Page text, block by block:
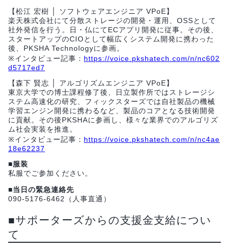
【松江 宏樹 │ ソフトウェアエンジニア VPoE】
楽天株式会社にて分散ストレージの開発・運用、OSSとして
社外発信を行う。日・仏にてECアプリ開発に従事。その後、
スタートアップのCIOとして幅広くシステム開発に携わった
後、PKSHA Technologyに参画。
※インタビュー記事： https://voice.pkshatech.com/n/nc602
d5717ed7
【森下 賢志 │ アルゴリズムエンジニア VPoE】
東京大学での博士課程修了後、日立製作所ではストレージシ
ステム高速化の研究、フィックスターズでは自社製品の機械
学習エンジン開発に携わるなど、製品のコアとなる技術開発
に貢献。その後PKSHAに参画し、様々な業界でのアルゴリズ
ム社会実装を推進。
※インタビュー記事： https://voice.pkshatech.com/n/nc4ae
18e62237
■服装
私服でご参加ください。
■当日の緊急連絡先
090-5176-6462（人事直通）
■サポーターズからの支援金支給につい
て